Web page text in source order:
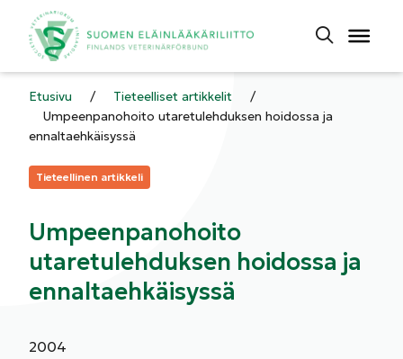
Etusivu / Tieteelliset artikkelit
/
Umpeenpanohoito utaretulehduksen hoidossa ja
ennaltaehkäisyssä
Kategoriat:
Tieteellinen artikkeli
Umpeenpanohoito
utaretulehduksen hoidossa ja
ennaltaehkäisyssä
2004